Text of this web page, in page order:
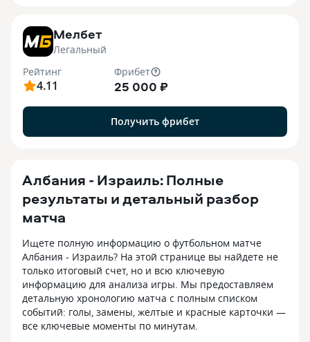
Мелбет
Легальный
Рейтинг
4.11
Фрибет
25 000 ₽
Получить фрибет
Албания - Израиль: Полные
результаты и детальный разбор
матча
Ищете полную информацию о футбольном матче
Албания - Израиль? На этой странице вы найдете не
только итоговый счет, но и всю ключевую
информацию для анализа игры. Мы предоставляем
детальную хронологию матча с полным списком
событий: голы, замены, желтые и красные карточки —
все ключевые моменты по минутам.